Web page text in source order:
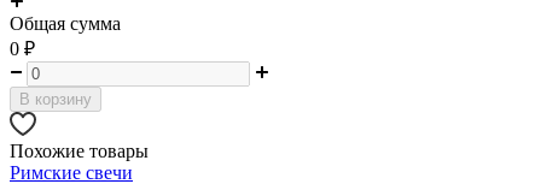
Общая сумма
0 ₽
В корзину
Похожие товары
Римские свечи